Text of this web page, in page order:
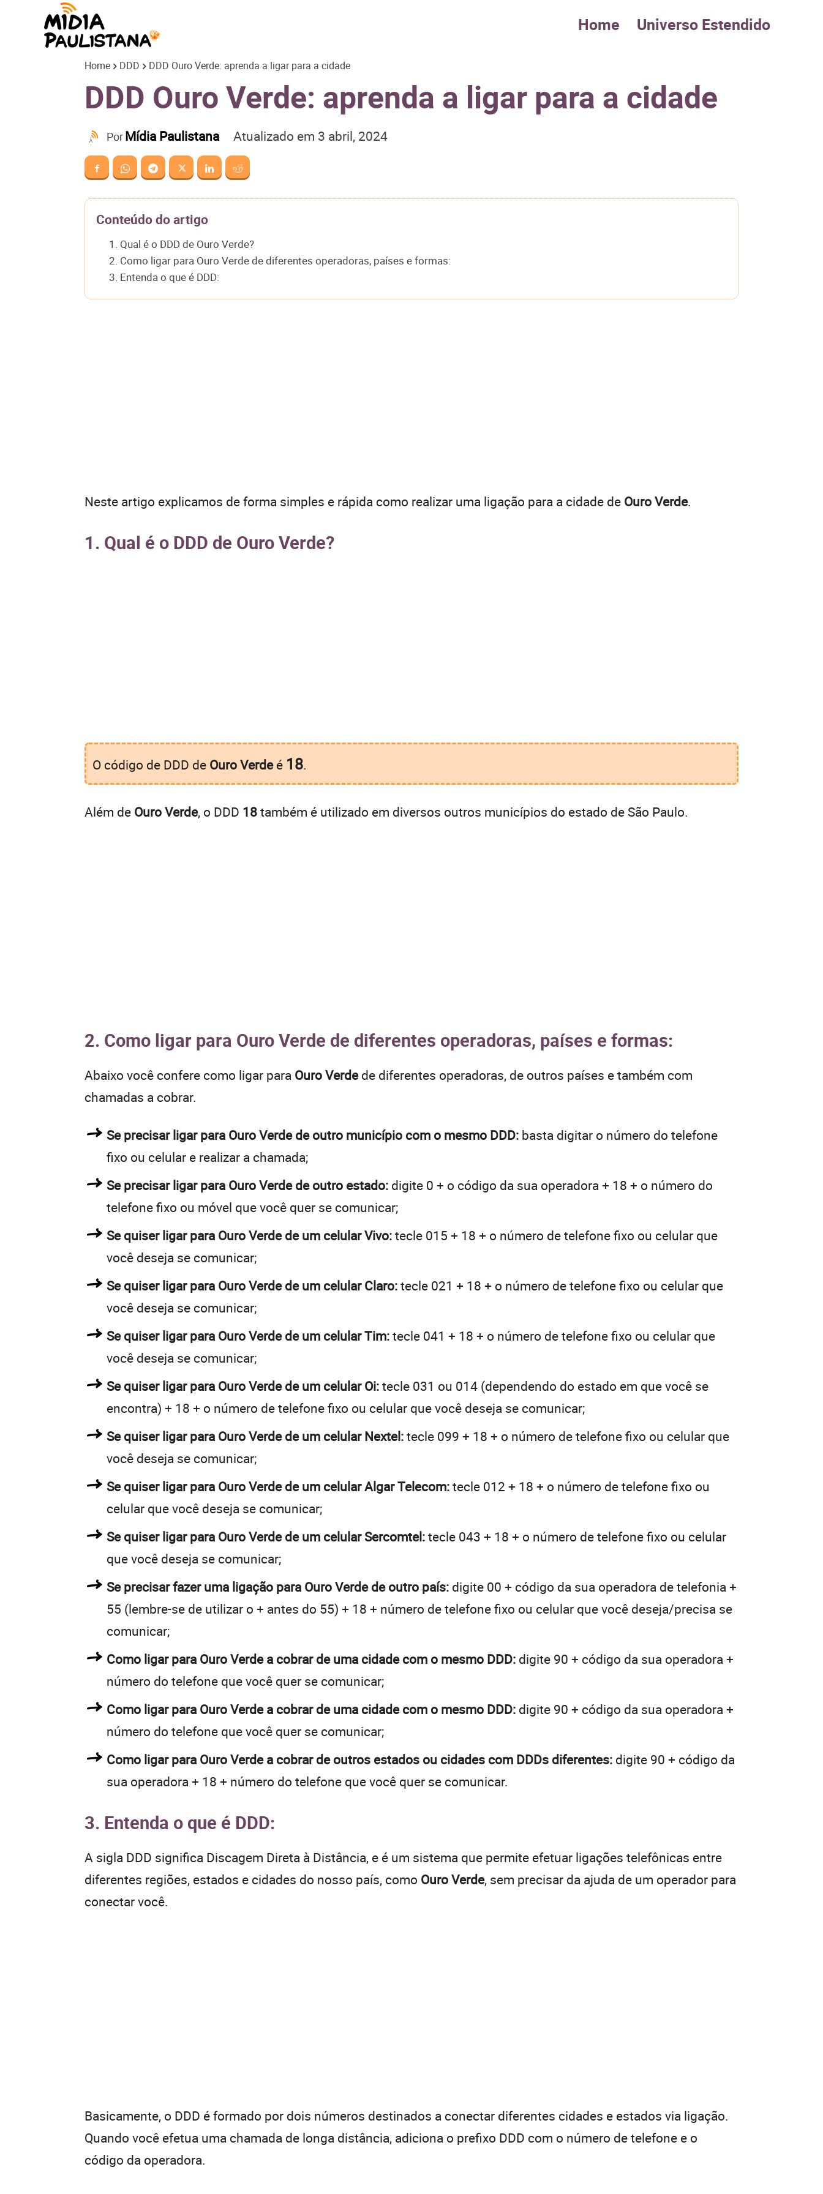
Paulistana
Home Universo Estendido
Home DDD DDD Ouro Verde: aprenda a ligar para a cidade
DDD Ouro Verde: aprenda a ligar para a cidade
PorMídia Paulistana Atualizado em 3 abril, 2024
Conteúdo do artigo
1. Qual é o DDD de Ouro Verde?
2. Como ligar para Ouro Verde de diferentes operadoras, países e formas:
3. Entenda o que é DDD:
Neste artigo explicamos de forma simples e rápida como realizar uma ligação para a cidade de Ouro Verde.
1. Qual é o DDD de Ouro Verde?
O código de DDD de Ouro Verdeé 18.
Além de Ouro Verde, o DDD 18também é utilizado em diversos outros municípios do estado de São Paulo.
2. Como ligar para Ouro Verde de diferentes operadoras, países e formas:
Abaixo você confere como ligar para Ouro Verdede diferentes operadoras, de outros países e também com
chamadas a cobrar.
Se precisar ligar para Ouro Verde de outro município com o mesmo DDD: basta digitar o número do telefone
fixo ou celular e realizar a chamada;
Se precisar ligar para Ouro Verde de outro estado: digite 0 + o código da sua operadora + 18 + o número do
telefone fixo ou móvel que você quer se comunicar;
Se quiser ligar para Ouro Verde de um celular Vivo:tecle 015 + 18 + o número de telefone fixo ou celular que
você deseja se comunicar;
Se quiser ligar para Ouro Verde de um celular Claro:tecle 021 + 18 + o número de telefone fixo ou celular que
você deseja se comunicar;
Se quiser ligar para Ouro Verde de um celular Tim:tecle 041 + 18 + o número de telefone fixo ou celular que
você deseja se comunicar;
Se quiser ligar para Ouro Verde de um celular Oi:tecle 031 ou 014 (dependendo do estado em que você se
encontra) + 18 + o número de telefone fixo ou celular que você deseja se comunicar;
Se quiser ligar para Ouro Verde de um celular Nextel:tecle 099 + 18 + o número de telefone fixo ou celular que
você deseja se comunicar;
Se quiser ligar para Ouro Verde de um celular Algar Telecom:tecle 012 + 18 + o número de telefone fixo ou
celular que você deseja se comunicar;
Se quiser ligar para Ouro Verde de um celular Sercomtel:tecle 043 + 18 + o número de telefone fixo ou celular
que você deseja se comunicar;
Se precisar fazer uma ligação para Ouro Verde de outro país: digite 00 + código da sua operadora de telefonia +
55 (lembre-se de utilizar o + antes do 55) + 18 + número de telefone fixo ou celular que você deseja/precisa se
comunicar;
Como ligar para Ouro Verde a cobrar de uma cidade com o mesmo DDD: digite 90 + código da sua operadora +
número do telefone que você quer se comunicar;
Como ligar para Ouro Verde a cobrar de uma cidade com o mesmo DDD: digite 90 + código da sua operadora +
número do telefone que você quer se comunicar;
Como ligar para Ouro Verde a cobrar de outros estados ou cidades com DDDs diferentes: digite 90 + código da
sua operadora + 18 + número do telefone que você quer se comunicar.
3. Entenda o que é DDD:
A sigla DDD significa Discagem Direta à Distância, e é um sistema que permite efetuar ligações telefônicas entre
diferentes regiões, estados e cidades do nosso país, como Ouro Verde, sem precisar da ajuda de um operador para
conectar você.
Basicamente, o DDD é formado por dois números destinados a conectar diferentes cidades e estados via ligação.
Quando você efetua uma chamada de longa distância, adiciona o prefixo DDD com o número de telefone e o
código da operadora.